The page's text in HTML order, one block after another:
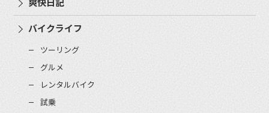
バイクライフ
ツーリング
グルメ
レンタルバイク
試乗